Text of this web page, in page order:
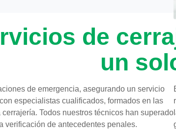
de
un
de emergencia, asegurando un servicio
especialistas cualificados, formados en las
Todos nuestros técnicos han superado
verificación de antecedentes penales.